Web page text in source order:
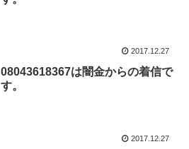
2017.12.27
08043618367は闇金からの着信で
す。
2017.12.27